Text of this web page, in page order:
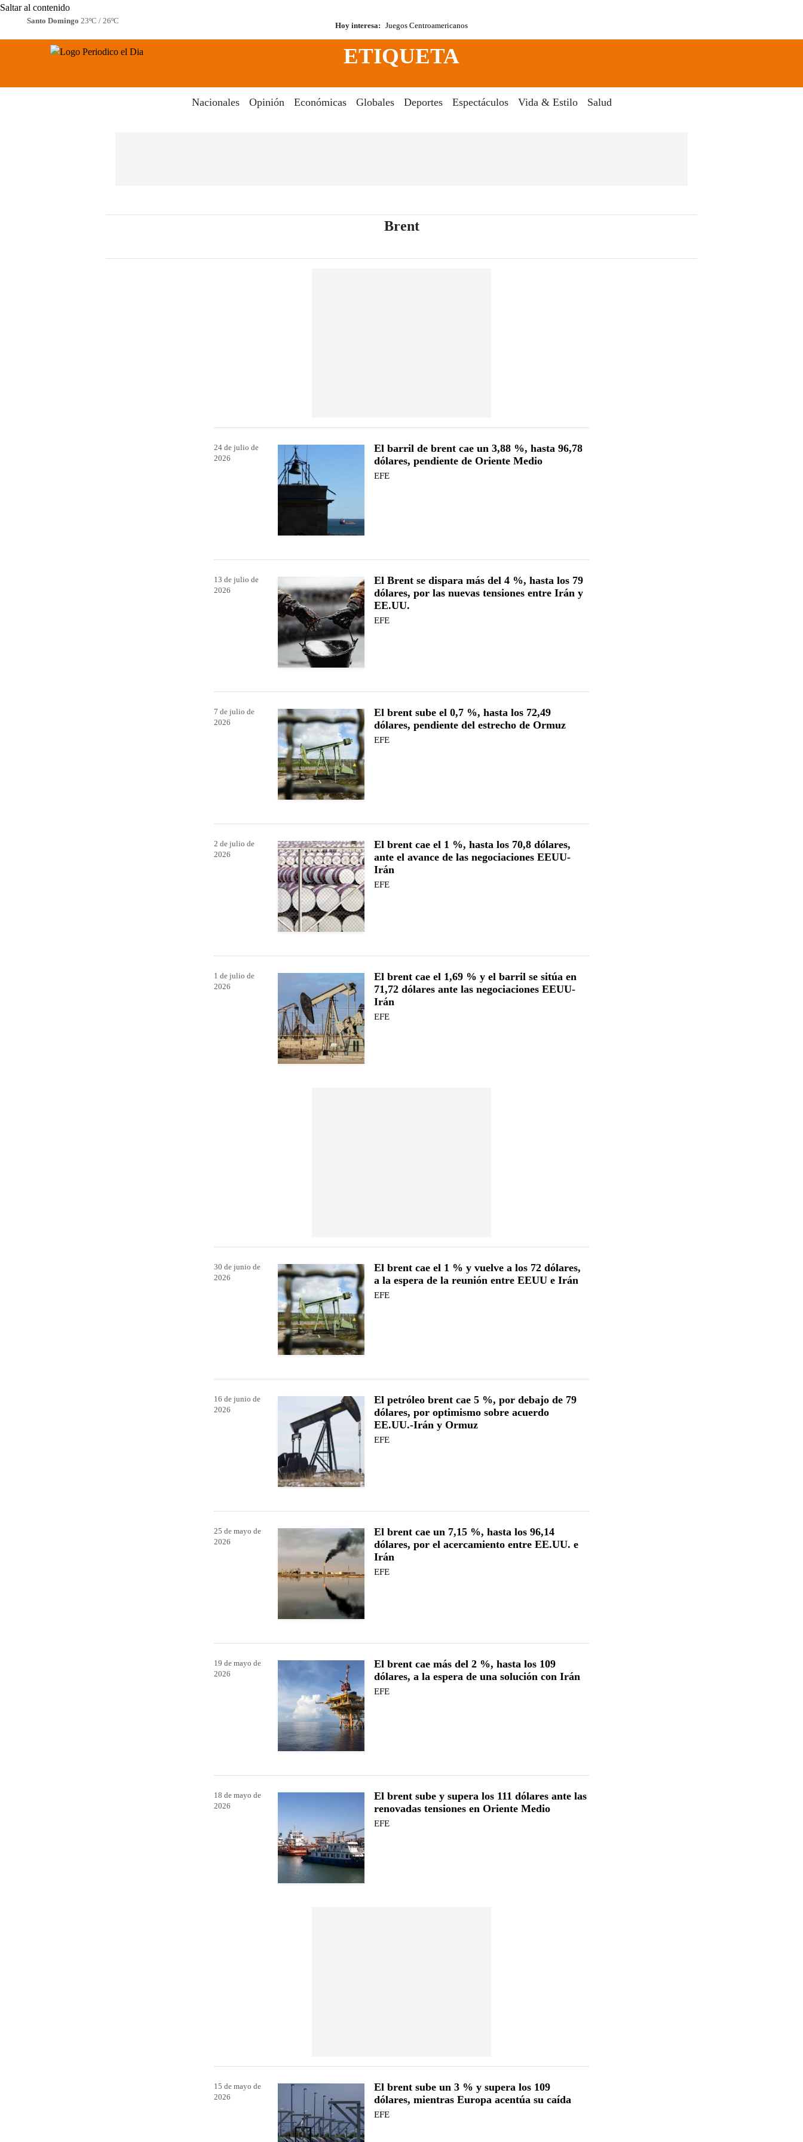
Saltar al contenido
Santo Domingo 23ºC / 26ºC
Hoy interesa: Juegos Centroamericanos
Search
ETIQUETA
Nacionales Opinión Económicas Globales Deportes Espectáculos Vida & Estilo Salud
Brent- Periódico El Dia Digital
24 de julio de
2026
El barril de brent cae un 3,88 %, hasta 96,78
dólares, pendiente de Oriente Medio
EFE
13 de julio de
2026
El Brent se dispara más del 4 %, hasta los 79
dólares, por las nuevas tensiones entre Irán y
EE.UU.
EFE
7 de julio de
2026
El brent sube el 0,7 %, hasta los 72,49
dólares, pendiente del estrecho de Ormuz
EFE
2 de julio de
2026
El brent cae el 1 %, hasta los 70,8 dólares,
ante el avance de las negociaciones EEUU-
Irán
EFE
1 de julio de
2026
El brent cae el 1,69 % y el barril se sitúa en
71,72 dólares ante las negociaciones EEUU-
Irán
EFE
30 de junio de
2026
El brent cae el 1 % y vuelve a los 72 dólares,
a la espera de la reunión entre EEUU e Irán
EFE
16 de junio de
2026
El petróleo brent cae 5 %, por debajo de 79
dólares, por optimismo sobre acuerdo
EE.UU.-Irán y Ormuz
EFE
25 de mayo de
2026
El brent cae un 7,15 %, hasta los 96,14
dólares, por el acercamiento entre EE.UU. e
Irán
EFE
19 de mayo de
2026
El brent cae más del 2 %, hasta los 109
dólares, a la espera de una solución con Irán
EFE
18 de mayo de
2026
El brent sube y supera los 111 dólares ante las
renovadas tensiones en Oriente Medio
EFE
15 de mayo de
2026
El brent sube un 3 % y supera los 109
dólares, mientras Europa acentúa su caída
EFE